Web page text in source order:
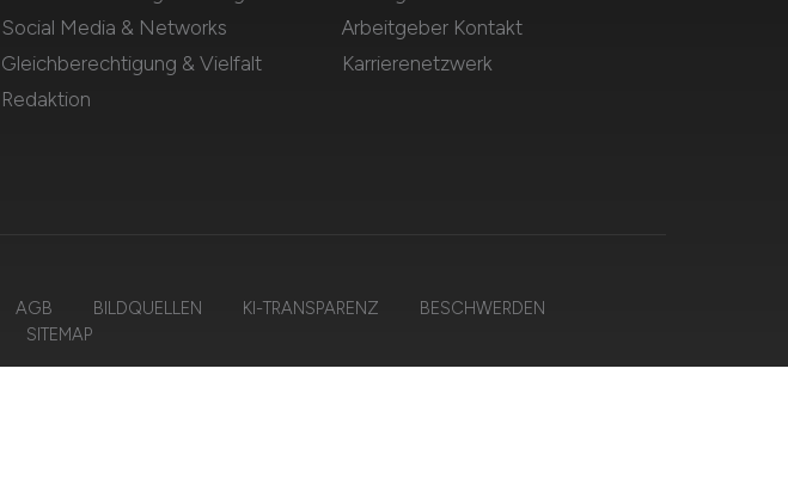
Social Media & Networks
Gleichberechtigung & Vielfalt
Redaktion
Arbeitgeber Kontakt
Karrierenetzwerk
AGB BILDQUELLEN KI-TRANSPARENZ
BESCHWERDEN
SITEMAP